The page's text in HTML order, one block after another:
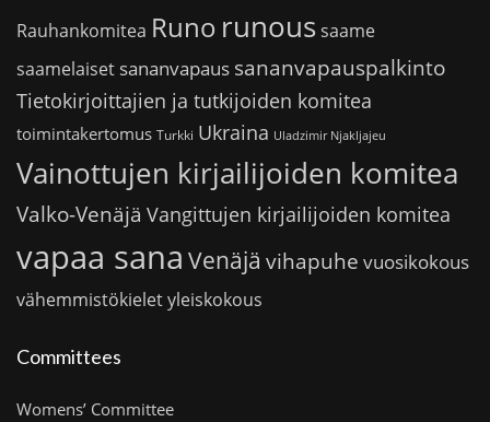
Rauhankomitea Runo runoussaame
saamelaiset sananvapaus sananvapauspalkinto
Tietokirjoittajien ja tutkijoiden komitea
toimintakertomus Turkki Ukraina Uladzimir Njakljajeu
Vainottujen kirjailijoiden komitea
Valko-Venäjä Vangittujen kirjailijoiden komitea
vapaa sana Venäjä vihapuhe vuosikokous
vähemmistökieletyleiskokous
Committees
Womens’ Committee